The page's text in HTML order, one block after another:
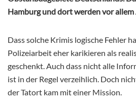
Hamburg und dort werden vor
Dass solche Krimis logische Fehler
Polizeiarbeit eher karikieren als
geschenkt. Auch dass nicht alle
ist in der Regel verzeihlich. Doch
der Tatort kam mit einer Mission.